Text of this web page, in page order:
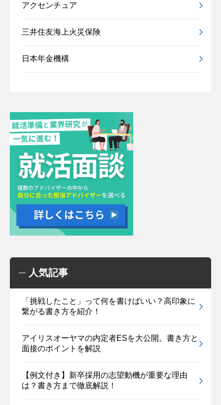
アクセンチュア
三井住友海上火災保険
日本年金機構
人気記事
「挑戦したこと」って何を書けばいい？高印象に
繋がる書き方を紹介！
アイリスオーヤマの内定者ESを大公開。書き方と
面接のポイントを解説
【例文付き】新卒採用の志望動機が重要な理由
は？書き方まで徹底解説！